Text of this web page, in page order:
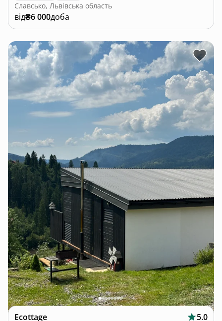
Славсько, Львівська область
від₴6 000доба
Ecottage 5.0